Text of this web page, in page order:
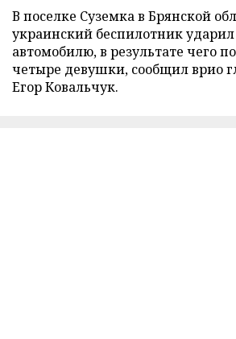
В поселке Суземка в Брянской
украинский беспилотник
автомобилю, в результате чего
четыре девушки, сообщил врио
Егор Ковальчук.